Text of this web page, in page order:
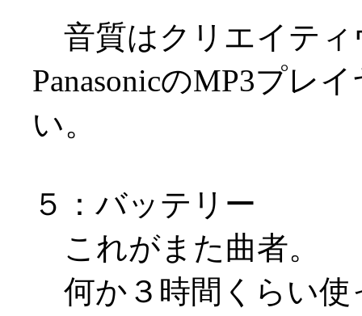
音質はクリエイティ
PanasonicのMP3プレ
い。
５：バッテリー
これがまた曲者。
何か３時間くらい使